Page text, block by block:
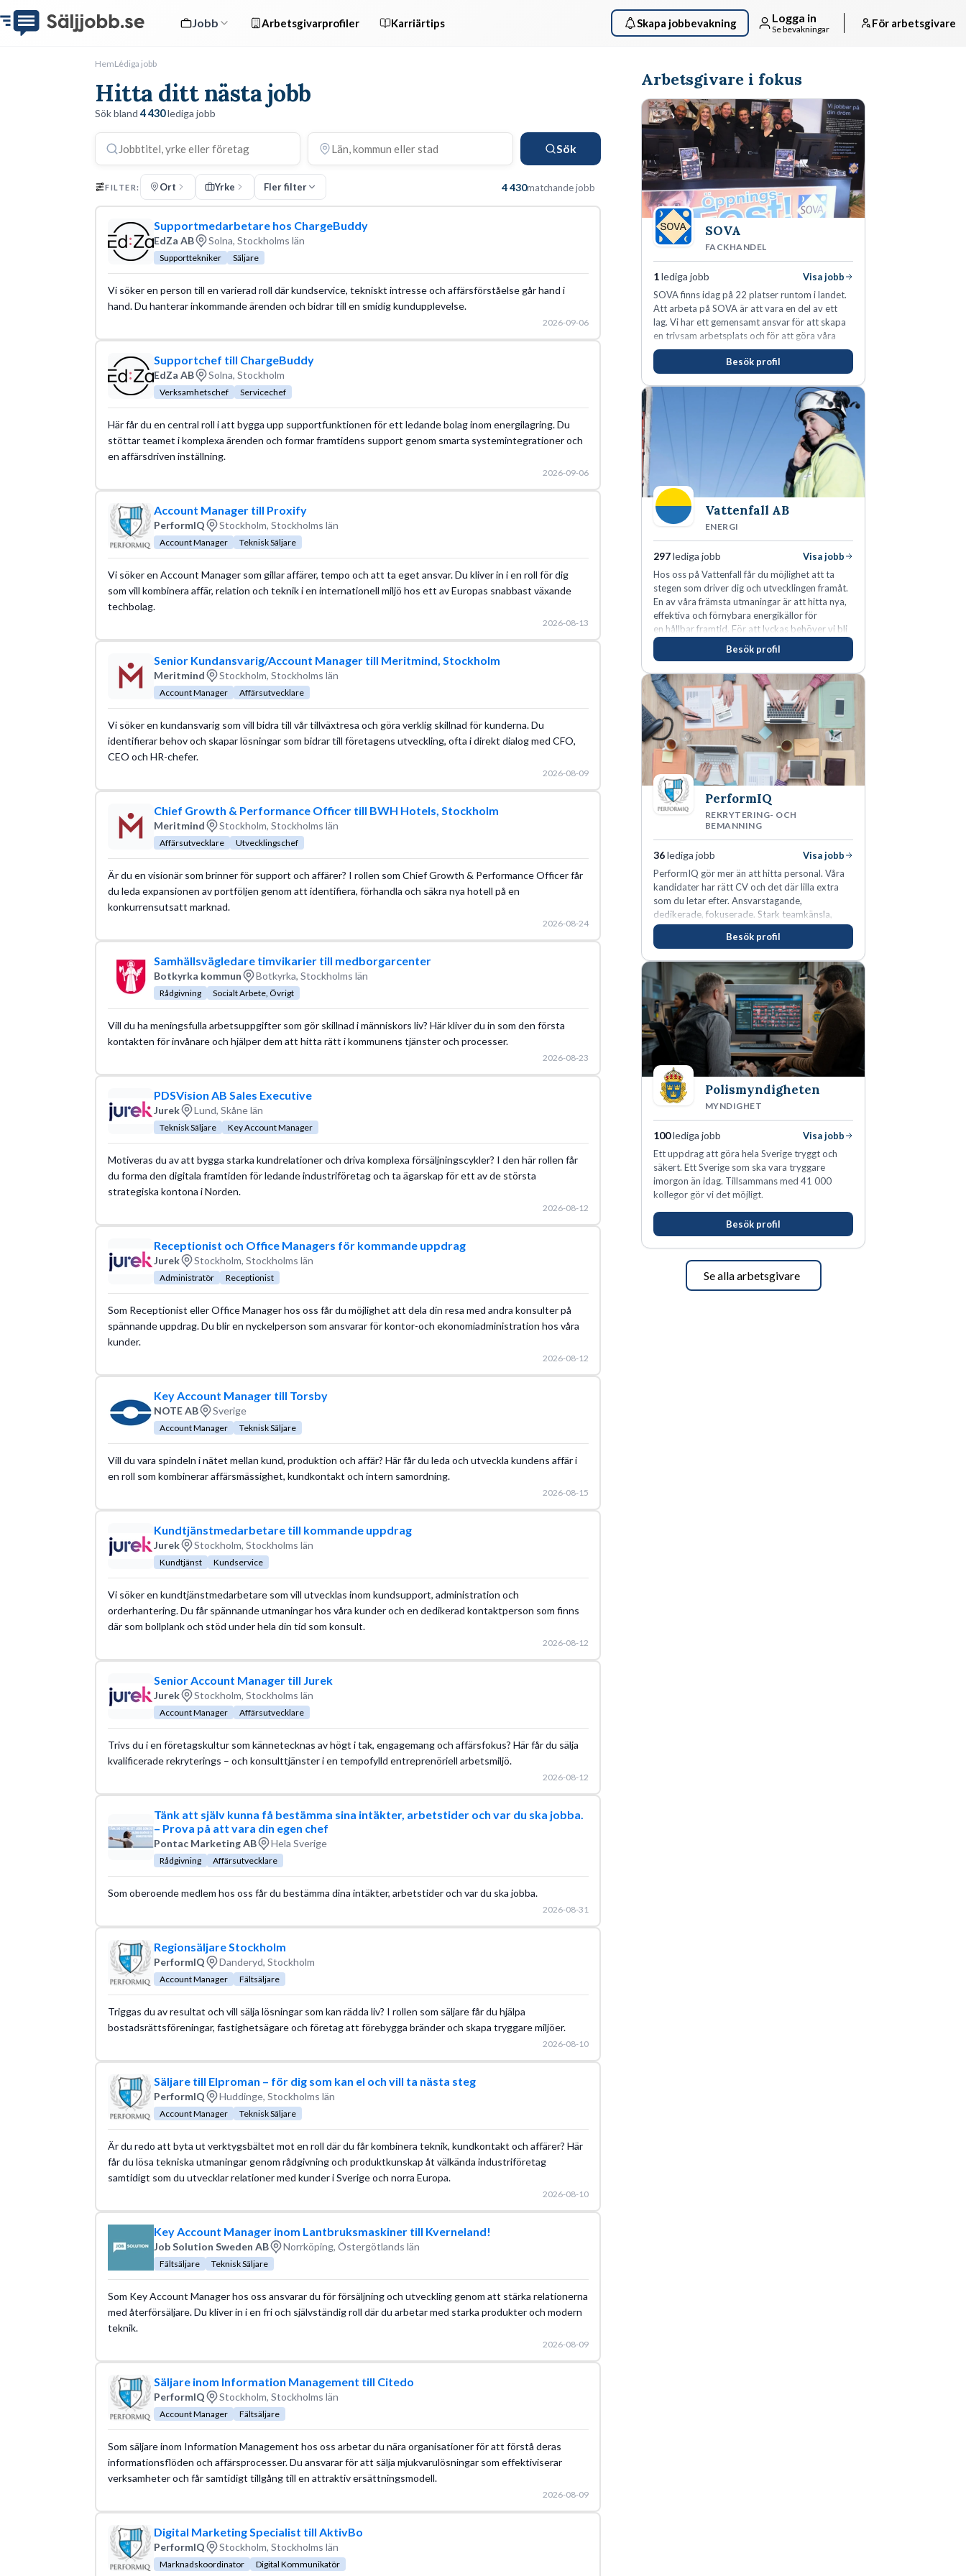
Jobb Arbetsgivarprofiler Karriärtips Skapa jobbevakning Logga in
Se bevakningar För arbetsgivare
HemLediga jobb
Hitta ditt nästa jobb
Sök bland 4 430lediga jobb
Sök
FILTER: Ort Yrke Fler filter 4 430matchande jobb
Supportmedarbetare hos ChargeBuddy
EdZa AB Solna, Stockholms län
Supporttekniker Säljare
Vi söker en person till en varierad roll där kundservice, tekniskt intresse och affärsförståelse går hand i
hand. Du hanterar inkommande ärenden och bidrar till en smidig kundupplevelse.
2026-09-06
Supportchef till ChargeBuddy
EdZa AB Solna, Stockholm
Verksamhetschef Servicechef
Här får du en central roll i att bygga upp supportfunktionen för ett ledande bolag inom energilagring. Du
stöttar teamet i komplexa ärenden och formar framtidens support genom smarta systemintegrationer och
en affärsdriven inställning.
2026-09-06
Account Manager till Proxify
PerformIQ Stockholm, Stockholms län
Account Manager Teknisk Säljare
Vi söker en Account Manager som gillar affärer, tempo och att ta eget ansvar. Du kliver in i en roll för dig
som vill kombinera affär, relation och teknik i en internationell miljö hos ett av Europas snabbast växande
techbolag.
2026-08-13
Senior Kundansvarig/Account Manager till Meritmind, Stockholm
Meritmind Stockholm, Stockholms län
Account Manager Affärsutvecklare
Vi söker en kundansvarig som vill bidra till vår tillväxtresa och göra verklig skillnad för kunderna. Du
identifierar behov och skapar lösningar som bidrar till företagens utveckling, ofta i direkt dialog med CFO,
CEO och HR-chefer.
2026-08-09
Chief Growth & Performance Officer till BWH Hotels, Stockholm
Meritmind Stockholm, Stockholms län
Affärsutvecklare Utvecklingschef
Är du en visionär som brinner för support och affärer? I rollen som Chief Growth & Performance Officer får
du leda expansionen av portföljen genom att identifiera, förhandla och säkra nya hotell på en
konkurrensutsatt marknad.
2026-08-24
Samhällsvägledare timvikarier till medborgarcenter
Botkyrka kommun Botkyrka, Stockholms län
Rådgivning Socialt Arbete, Övrigt
Vill du ha meningsfulla arbetsuppgifter som gör skillnad i människors liv? Här kliver du in som den första
kontakten för invånare och hjälper dem att hitta rätt i kommunens tjänster och processer.
2026-08-23
PDSVision AB Sales Executive
Jurek Lund, Skåne län
Teknisk Säljare Key Account Manager
Motiveras du av att bygga starka kundrelationer och driva komplexa försäljningscykler? I den här rollen får
du forma den digitala framtiden för ledande industriföretag och ta ägarskap för ett av de största
strategiska kontona i Norden.
2026-08-12
Receptionist och Office Managers för kommande uppdrag
Jurek Stockholm, Stockholms län
Administratör Receptionist
Som Receptionist eller Office Manager hos oss får du möjlighet att dela din resa med andra konsulter på
spännande uppdrag. Du blir en nyckelperson som ansvarar för kontor-och ekonomiadministration hos våra
kunder.
2026-08-12
Key Account Manager till Torsby
NOTE AB Sverige
Account Manager Teknisk Säljare
Vill du vara spindeln i nätet mellan kund, produktion och affär? Här får du leda och utveckla kundens affär i
en roll som kombinerar affärsmässighet, kundkontakt och intern samordning.
2026-08-15
Kundtjänstmedarbetare till kommande uppdrag
Jurek Stockholm, Stockholms län
Kundtjänst Kundservice
Vi söker en kundtjänstmedarbetare som vill utvecklas inom kundsupport, administration och
orderhantering. Du får spännande utmaningar hos våra kunder och en dedikerad kontaktperson som finns
där som bollplank och stöd under hela din tid som konsult.
2026-08-12
Senior Account Manager till Jurek
Jurek Stockholm, Stockholms län
Account Manager Affärsutvecklare
Trivs du i en företagskultur som kännetecknas av högt i tak, engagemang och affärsfokus? Här får du sälja
kvalificerade rekryterings – och konsulttjänster i en tempofylld entreprenöriell arbetsmiljö.
2026-08-12
Tänk att själv kunna få bestämma sina intäkter, arbetstider och var du ska jobba.
– Prova på att vara din egen chef
Pontac Marketing AB Hela Sverige
Rådgivning Affärsutvecklare
Som oberoende medlem hos oss får du bestämma dina intäkter, arbetstider och var du ska jobba.
2026-08-31
Regionsäljare Stockholm
PerformIQ Danderyd, Stockholm
Account Manager Fältsäljare
Triggas du av resultat och vill sälja lösningar som kan rädda liv? I rollen som säljare får du hjälpa
bostadsrättsföreningar, fastighetsägare och företag att förebygga bränder och skapa tryggare miljöer.
2026-08-10
Säljare till Elproman – för dig som kan el och vill ta nästa steg
PerformIQ Huddinge, Stockholms län
Account Manager Teknisk Säljare
Är du redo att byta ut verktygsbältet mot en roll där du får kombinera teknik, kundkontakt och affärer? Här
får du lösa tekniska utmaningar genom rådgivning och produktkunskap åt välkända industriföretag
samtidigt som du utvecklar relationer med kunder i Sverige och norra Europa.
2026-08-10
Key Account Manager inom Lantbruksmaskiner till Kverneland!
Job Solution Sweden AB Norrköping, Östergötlands län
Fältsäljare Teknisk Säljare
Som Key Account Manager hos oss ansvarar du för försäljning och utveckling genom att stärka relationerna
med återförsäljare. Du kliver in i en fri och självständig roll där du arbetar med starka produkter och modern
teknik.
2026-08-09
Säljare inom Information Management till Citedo
PerformIQ Stockholm, Stockholms län
Account Manager Fältsäljare
Som säljare inom Information Management hos oss arbetar du nära organisationer för att förstå deras
informationsflöden och affärsprocesser. Du ansvarar för att sälja mjukvarulösningar som effektiviserar
verksamheter och får samtidigt tillgång till en attraktiv ersättningsmodell.
2026-08-09
Digital Marketing Specialist till AktivBo
PerformIQ Stockholm, Stockholms län
Marknadskoordinator Digital Kommunikatör
Arbetsgivare i fokus
SOVA
FACKHANDEL
1lediga jobb
Visa jobb
SOVA finns idag på 22 platser runtom i landet.
Att arbeta på SOVA är att vara en del av ett
lag. Vi har ett gemensamt ansvar för att skapa
en trivsam arbetsplats och för att göra våra
kunder nöjda. Som medarbetare hos oss
förväntas du visa engagemang, öppenhet,
ansvar och respekt.
Besök profil
Vattenfall AB
ENERGI
297lediga jobb
Visa jobb
Hos oss på Vattenfall får du möjlighet att ta
stegen som driver dig och utvecklingen framåt.
En av våra främsta utmaningar är att hitta nya,
effektiva och förnybara energikällor för
en hållbar framtid. För att lyckas behöver vi bli
fler medarbetare som vill göra skillnad.
Besök profil
PerformIQ
REKRYTERING- OCH
BEMANNING
36lediga jobb
Visa jobb
PerformIQ gör mer än att hitta personal. Våra
kandidater har rätt CV och det där lilla extra
som du letar efter. Ansvarstagande,
dedikerade, fokuserade. Stark teamkänsla,
vinnarinstinkt och hälsomedvetna. Vi kallar det
för idrottens egenskaper.
Besök profil
Polismyndigheten
MYNDIGHET
100lediga jobb
Visa jobb
Ett uppdrag att göra hela Sverige tryggt och
säkert. Ett Sverige som ska vara tryggare
imorgon än idag. Tillsammans med 41 000
kollegor gör vi det möjligt.
Besök profil
Se alla arbetsgivare